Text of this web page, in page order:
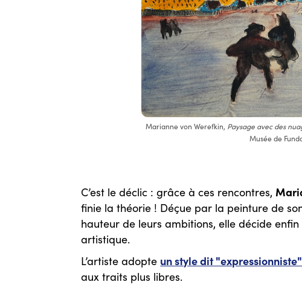
Marianne von Werefkin, Paysage avec des
Musée de
C’est le déclic : grâce à ces rencontres,
finie la théorie ! Déçue par la peinture de
hauteur de leurs ambitions, elle décide
artistique.
L’artiste adopte un style dit "expressionniste"
aux traits plus libres.